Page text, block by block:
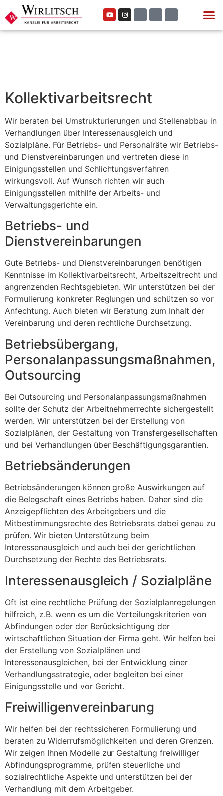
Kollektivarbeitsrecht
Wir beraten bei Umstrukturierungen und Stellenabbau in
Verhandlungen über Interessenausgleich und
Sozialpläne. Für Betriebs- und Personalräte wir Betriebs-
und Dienstvereinbarungen und vertreten diese in
Einigungsstellen und Schlichtungsverfahren
wirkungsvoll. Auf Wunsch richten wir auch
Einigungsstellen mithilfe der Arbeits- und
Verwaltungsgerichte ein.
Betriebs- und
Dienstvereinbarungen
Gute Betriebs- und Dienstvereinbarungen benötigen
Kenntnisse im Kollektivarbeitsrecht, Arbeitszeitrecht und
angrenzenden Rechtsgebieten. Wir unterstützen bei der
Formulierung konkreter Reglungen und schützen so vor
Anfechtung. Auch bieten wir Beratung zum Inhalt der
Vereinbarung und deren rechtliche Durchsetzung.
Betriebsübergang,
Personalanpassungsmaßnahmen,
Outsourcing
Bei Outsourcing und Personalanpassungsmaßnahmen
sollte der Schutz der Arbeitnehmerrechte sichergestellt
werden. Wir unterstützen bei der Erstellung von
Sozialplänen, der Gestaltung von Transfergesellschaften
und bei Verhandlungen über Beschäftigungsgarantien.
Betriebsänderungen
Betriebsänderungen können große Auswirkungen auf
die Belegschaft eines Betriebs haben. Daher sind die
Anzeigepflichten des Arbeitgebers und die
Mitbestimmungsrechte des Betriebsrats dabei genau zu
prüfen. Wir bieten Unterstützung beim
Interessenausgleich und auch bei der gerichtlichen
Durchsetzung der Rechte des Betriebsrats.
Interessenausgleich / Sozialpläne
Oft ist eine rechtliche Prüfung der Sozialplanregelungen
hilfreich, z.B. wenn es um die Verteilungskriterien von
Abfindungen oder der Berücksichtigung der
wirtschaftlichen Situation der Firma geht. Wir helfen bei
der Erstellung von Sozialplänen und
Interessenausgleichen, bei der Entwicklung einer
Verhandlungsstrategie, oder begleiten bei einer
Einigungsstelle und vor Gericht.
Freiwilligenvereinbarung
Wir helfen bei der rechtssicheren Formulierung und
beraten zu Widerrufsmöglichkeiten und deren Grenzen.
Wir zeigen Ihnen Modelle zur Gestaltung freiwilliger
Abfindungsprogramme, prüfen steuerliche und
sozialrechtliche Aspekte und unterstützen bei der
Verhandlung mit dem Arbeitgeber.